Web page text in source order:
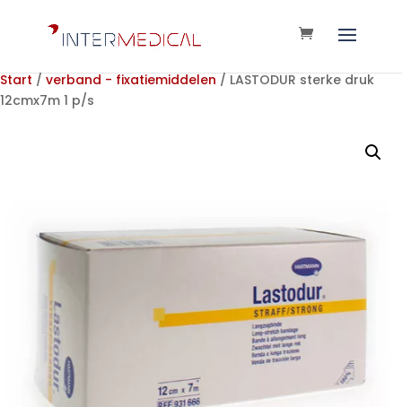
Start / verband - fixatiemiddelen / LASTODUR sterke druk
12cmx7m 1 p/s